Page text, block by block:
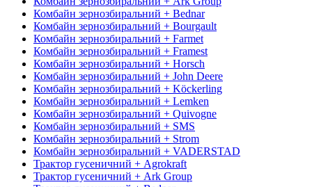
Комбайн зернозбиральний + Bednar
Комбайн зернозбиральний + Bourgault
Комбайн зернозбиральний + Farmet
Комбайн зернозбиральний + Framest
Комбайн зернозбиральний + Horsch
Комбайн зернозбиральний + John Deere
Комбайн зернозбиральний + Köckerling
Комбайн зернозбиральний + Lemken
Комбайн зернозбиральний + Quivogne
Комбайн зернозбиральний + SMS
Комбайн зернозбиральний + Strom
Комбайн зернозбиральний + VADERSTAD
Трактор гусеничний + Agrokraft
Трактор гусеничний + Ark Group